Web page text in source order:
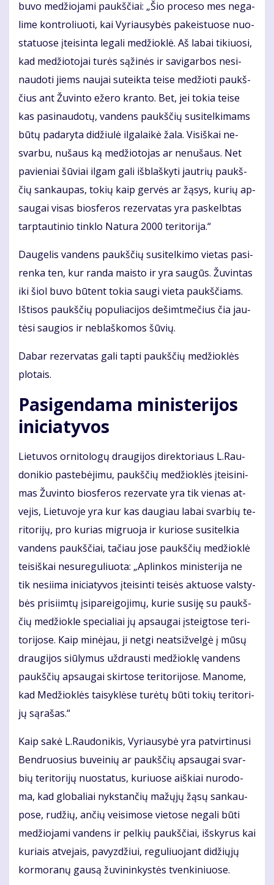
bu­vo me­džio­ja­mi paukš­čiai: „Šio pro­ce­so mes ne­ga­
li­me kon­tro­liuo­ti, kai Vy­riau­sy­bės pa­keis­tuo­se nuo­
sta­tuo­se įtei­sin­ta le­ga­li me­džiok­lė. Aš la­bai ti­kiuo­si,
kad me­džio­to­jai tu­rės są­ži­nės ir sa­vi­gar­bos ne­si­
nau­do­ti jiems nau­jai su­teik­ta tei­se me­džio­ti paukš­
čius ant Žu­vin­to eže­ro kran­to. Bet, jei to­kia tei­se
kas pa­si­nau­do­tų, van­dens paukš­čių su­si­tel­ki­mams
bū­tų pa­da­ry­ta di­džiu­lė il­ga­lai­kė ža­la. Vi­siš­kai ne­
svar­bu, nu­šaus ką me­džio­to­jas ar ne­nu­šaus. Net
pa­vie­niai šū­viai il­gam ga­li iš­blaš­ky­ti jaut­rių paukš­
čių san­kau­pas, to­kių kaip ger­vės ar žą­sys, ku­rių ap­
sau­gai vi­sas bios­fe­ros re­zer­va­tas yra pa­skelb­tas
tarp­tau­ti­nio tin­klo Na­tu­ra 2000 te­ri­to­ri­ja.“
Dau­ge­lis van­dens paukš­čių su­si­tel­ki­mo vie­tas pa­si­
ren­ka ten, kur ran­da mais­to ir yra sau­gūs. Žu­vin­tas
iki šiol bu­vo bū­tent to­kia sau­gi vie­ta paukš­čiams.
Iš­ti­sos paukš­čių po­pu­lia­ci­jos de­šimt­me­čius čia jau­
tė­si sau­gios ir ne­blaš­ko­mos šū­vių.
Da­bar re­zer­va­tas ga­li tap­ti paukš­čių me­džiok­lės
plo­tais.
Pa­si­gen­da­ma mi­nis­te­ri­jos
ini­cia­ty­vos
Lie­tu­vos or­ni­to­lo­gų drau­gi­jos di­rek­to­riaus L.Rau­
do­ni­kio pa­ste­bė­ji­mu, paukš­čių me­džiok­lės įtei­si­ni­
mas Žu­vin­to bios­fe­ros re­zer­va­te yra tik vie­nas at­
ve­jis, Lie­tu­vo­je yra kur kas dau­giau la­bai svar­bių te­
ri­to­ri­jų, pro ku­rias mig­ruo­ja ir ku­rio­se su­si­tel­kia
van­dens paukš­čiai, ta­čiau jo­se paukš­čių me­džiok­lė
tei­siš­kai ne­su­re­gu­liuo­ta: „Ap­lin­kos mi­nis­te­ri­ja ne
tik ne­si­i­ma ini­cia­ty­vos įtei­sin­ti tei­sės ak­tuo­se vals­ty­
bės pri­si­im­tų įsi­pa­rei­go­ji­mų, ku­rie su­si­ję su paukš­
čių me­džiok­le spe­cia­liai jų ap­sau­gai įsteig­to­se te­ri­
to­ri­jo­se. Kaip mi­nė­jau, ji net­gi neat­si­žvel­gė į mū­sų
drau­gi­jos siū­ly­mus už­draus­ti me­džiok­lę van­dens
paukš­čių ap­sau­gai skir­to­se te­ri­to­ri­jo­se. Ma­no­me,
kad Me­džiok­lės tai­syk­lė­se tu­rė­tų bū­ti to­kių te­ri­to­ri­
jų są­ra­šas.“
Kaip sa­kė L.Rau­do­ni­kis, Vy­riau­sy­bė yra pa­tvir­ti­nu­si
Ben­druo­sius bu­vei­nių ar paukš­čių ap­sau­gai svar­
bių te­ri­to­ri­jų nuo­sta­tus, ku­riuo­se aiš­kiai nu­ro­do­
ma, kad glo­ba­liai nyks­tan­čių ma­žų­jų žą­sų san­kau­
po­se, ru­džių, an­čių vei­si­mo­se vie­to­se ne­ga­li bū­ti
me­džio­ja­mi van­dens ir pel­kių paukš­čiai, iš­sky­rus kai
ku­riais at­ve­jais, pa­vyz­džiui, re­gu­liuo­jant di­džių­jų
kor­mo­ra­nų gau­są žu­vi­nin­kys­tės tven­ki­niuo­se.